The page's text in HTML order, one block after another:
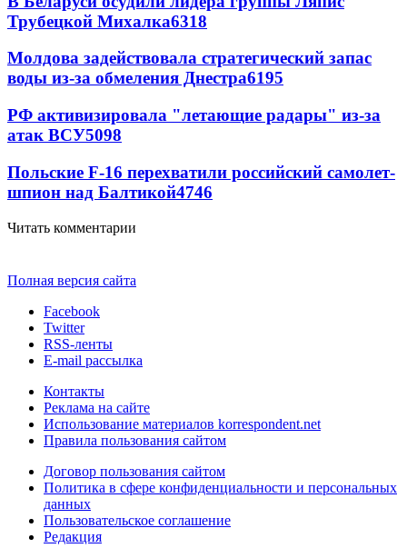
Трубецкой Михалка6318
Молдова задействовала стратегический запас
воды из-за обмеления Днестра6195
РФ активизировала "летающие радары" из-за
атак ВСУ5098
Польские F-16 перехватили российский самолет-
шпион над Балтикой4746
Читать комментарии
Полная версия сайта
Facebook
Twitter
RSS-ленты
E-mail рассылка
Контакты
Реклама на сайте
Использование материалов korrespondent.net
Правила пользования сайтом
Договор пользования сайтом
Политика в сфере конфиденциальности и персональных
данных
Пользовательское соглашение
Редакция